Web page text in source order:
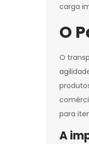
carga
O
O
para
A